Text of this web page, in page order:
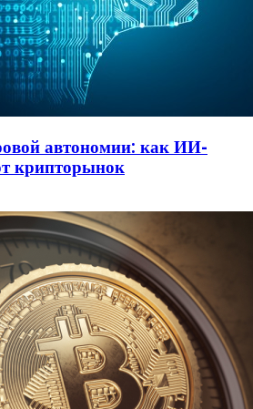
автономии: как ИИ-
крипторынок